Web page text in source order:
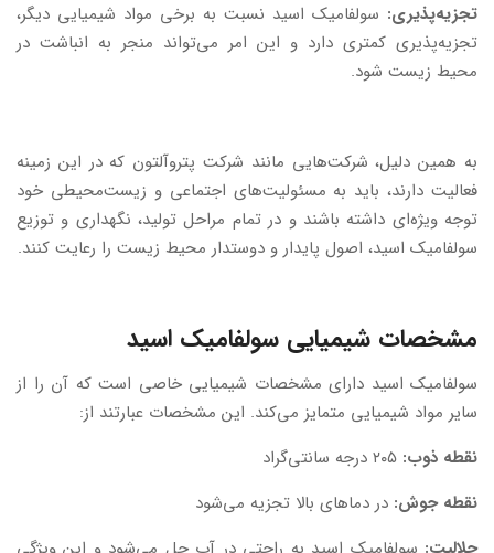
تجزیه‌پذیری: سولفامیک اسید نسبت به برخی مواد شیمیایی دیگر،
تجزیه‌پذیری کمتری دارد و این امر می‌تواند منجر به انباشت در
محیط زیست شود.
به همین دلیل، شرکت‌هایی مانند شرکت پتروآلتون که در این زمینه
فعالیت دارند، باید به مسئولیت‌های اجتماعی و زیست‌محیطی خود
توجه ویژه‌ای داشته باشند و در تمام مراحل تولید، نگهداری و توزیع
سولفامیک اسید، اصول پایدار و دوستدار محیط زیست را رعایت کنند.
مشخصات شیمیایی سولفامیک اسید
سولفامیک اسید دارای مشخصات شیمیایی خاصی است که آن را از
سایر مواد شیمیایی متمایز می‌کند. این مشخصات عبارتند از:
نقطه ذوب:
نقطه جوش: در دماهای بالا تجزیه می‌شود